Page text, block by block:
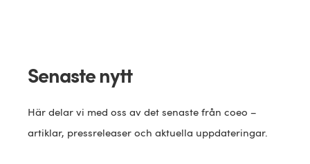
Senaste nytt
Här delar vi med oss av det senaste från coeo –
artiklar, pressreleaser och aktuella uppdateringar.